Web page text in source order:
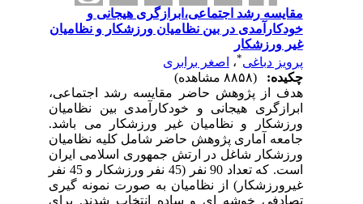
مقایسه رشد اجتماعی،ابرازگری هیجانی و
خودکارآمدی در بین نظامیان ورزشکار و نظامیان
غیر ورزشکار
پرویز دباغی ،اصغر برابری
چکیده:
هدف از پژوهش حاضر مقایسه رشد اجتماعی،
ابرازگری هیجانی و خودکارآمدی بین نظامیان
ورزشکار و نظامیان غیر ورزشکار می باشد.
جامعه آماری پژوهش حاضر شامل کلیه نظامیان
ورزشکار شاغل در ارتش جمهوری اسلامی ایران
است. که تعداد 90 نفر (45 نفر ورزشکار و 45 نفر
غیرورزشکار) از نظامیان به صورت نمونه گیری
تصادفی خوشه ای و ساده انتخاب شدند. برای